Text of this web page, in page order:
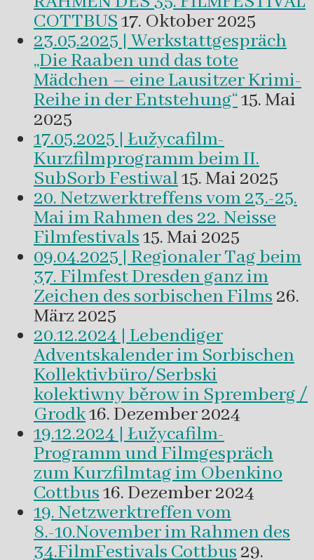
COTTBUS17. Oktober 2025
23.05.2025 | Werkstattgespräch
„Die Raaben und das tote
Mädchen – eine Lausitzer Krimi-
Reihe in der Entstehung“15. Mai
2025
17.05.2025 | Łužycafilm-
Kurzfilmprogramm beim II.
SubSorb Festiwal15. Mai 2025
20. Netzwerktreffens vom 23.-25.
Mai im Rahmen des 22. Neisse
Filmfestivals15. Mai 2025
09.04.2025 | Regionaler Tag beim
37. Filmfest Dresden ganz im
Zeichen des sorbischen Films26.
März 2025
20.12.2024 | Lebendiger
Adventskalender im Sorbischen
Kollektivbüro/Serbski
kolektiwny běrow in Spremberg /
Grodk16. Dezember 2024
19.12.2024 | Łužycafilm-
Programm und Filmgespräch
zum Kurzfilmtag im Obenkino
Cottbus16. Dezember 2024
19. Netzwerktreffen vom
8.-10.November im Rahmen des
34.FilmFestivals Cottbus29.